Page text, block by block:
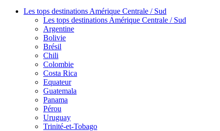
Les tops destinations Amérique Centrale / Sud
Les tops destinations Amérique Centrale / Sud
Argentine
Bolivie
Brésil
Chili
Colombie
Costa Rica
Equateur
Guatemala
Panama
Pérou
Uruguay
Trinité-et-Tobago